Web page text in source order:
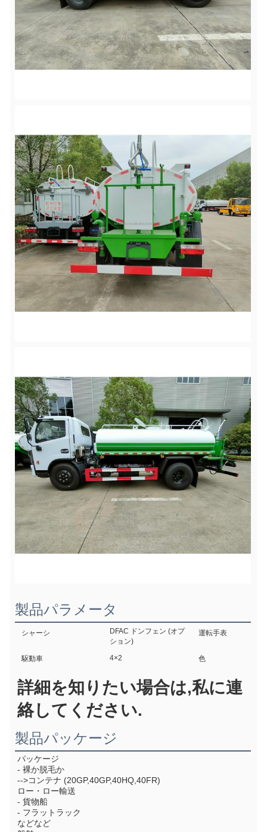
製品パラメータ
シャーシ
DFAC ドンフェン (オプ
ション)
運転手表
駆動車 4×2 色
詳細を知りたい場合は,私に連
絡してください.
製品パッケージ
パッケージ
- 裸か脱毛か
-->コンテナ (20GP,40GP,40HQ,40FR)
ロー・ロー輸送
- 貨物船
- フラットラック
などなど